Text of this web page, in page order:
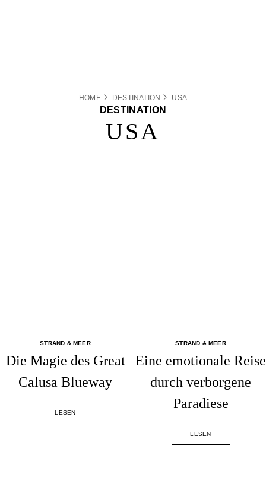
DESTINATION
USA
HOME DESTINATION USA
STRAND & MEER
Die Magie des Great
Calusa Blueway
LESEN
STRAND & MEER
Eine emotionale Reise
durch verborgene
Paradiese
LESEN